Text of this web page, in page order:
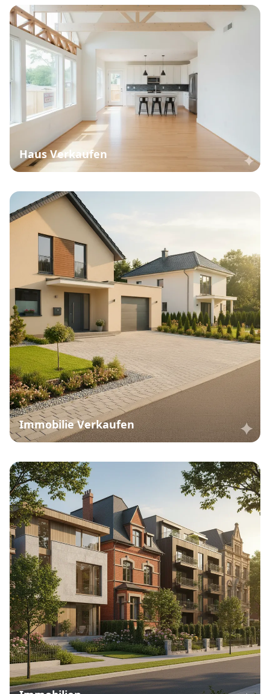
Haus Verkaufen
Immobilie Verkaufen